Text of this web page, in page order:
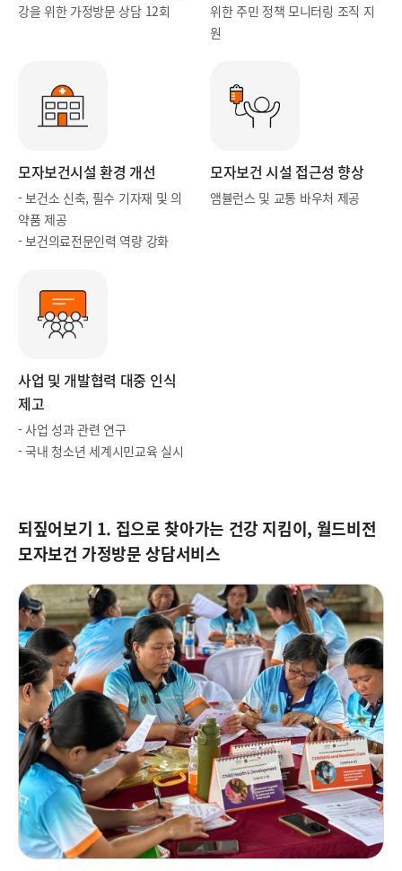
강을 위한 가정방문 상담 12회
위한주민 정책 모니터링 조직 지
원
모자보건시설환경 개선
- 보건소 신축, 필수 기자재 및 의
약품 제공
- 보건의료전문인력 역량 강화
모자보건 시설 접근성 향상
앰뷸런스 및 교통 바우처 제공
사업 및 개발협력 대중 인식
제고
- 사업 성과 관련 연구
- 국내 청소년 세계시민교육 실시
되짚어보기 1. 집으로 찾아가는 건강 지킴이, 월드비전
모자보건 가정방문 상담서비스